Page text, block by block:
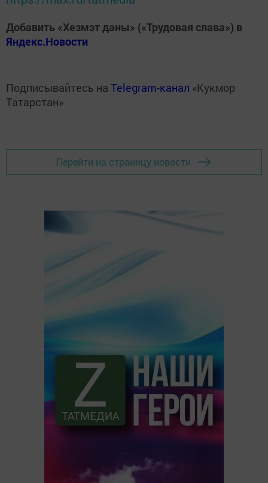
Добавить «Хезмэт даны» («Трудовая слава») в
Яндекс.Новости
Подписывайтесь на Telegram-канал «Кукмор
Татарстан»
Перейти на страницу новости